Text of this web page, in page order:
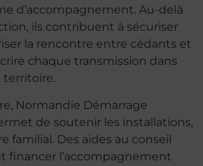
d’accompagnement. Au-delà
ils contribuent à sécuriser
la rencontre entre cédants et
chaque transmission dans
Normandie Démarrage
de soutenir les installations,
familial. Des aides au conseil
financer l’accompagnement